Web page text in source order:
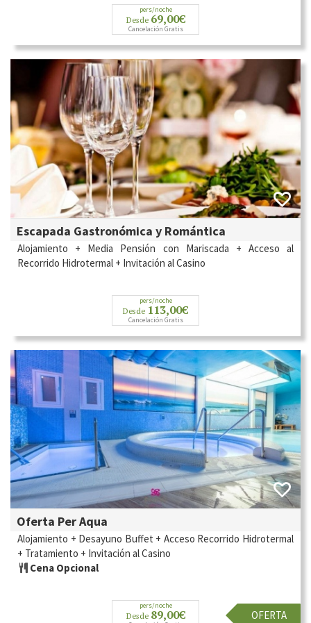
pers/noche
Desde 69,00€
Cancelación Gratis
Escapada Gastronómica y Romántica
Alojamiento +
Media Pensión con Mariscada + Acceso al
Recorrido Hidrotermal + Invitación al Casino
pers/noche
Desde 113,00€
Cancelación Gratis
Oferta Per Aqua
Alojamiento + Desayuno Buffet + Acceso Recorrido Hidrotermal
+ Tratamiento + Invitación al Casino
Cena Opcional
pers/noche
Desde 89,00€ OFERTA